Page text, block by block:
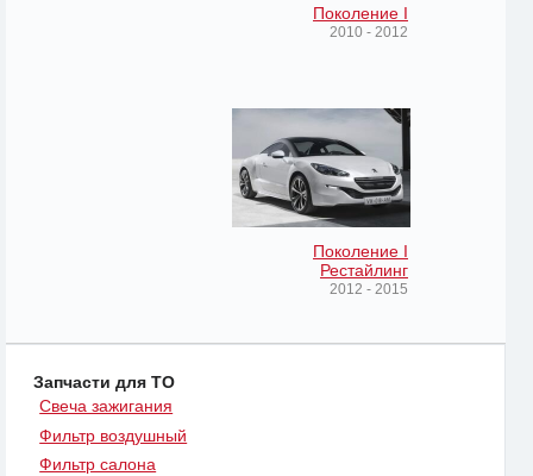
Поколение I
2010 - 2012
Поколение I
Рестайлинг
2012 - 2015
Запчасти для ТО
Свеча зажигания
Фильтр воздушный
Фильтр салона